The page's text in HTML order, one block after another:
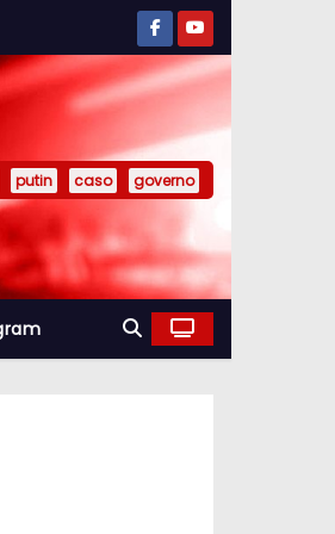
putin caso governo